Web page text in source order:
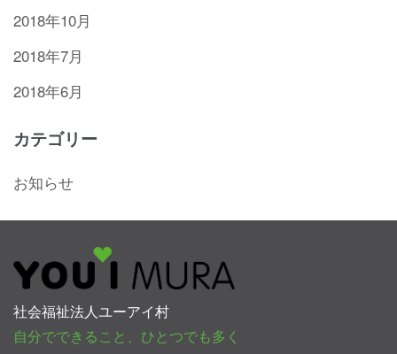
2018年10月
2018年7月
2018年6月
カテゴリー
お知らせ
社会福祉法人ユーアイ村
自分でできること、ひとつでも多く